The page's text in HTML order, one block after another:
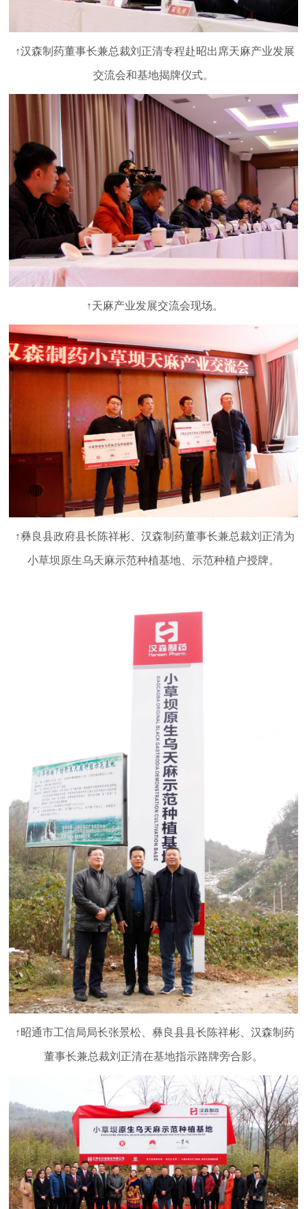
↑汉森制药董事长兼总裁刘正清专程赴昭出席天麻产业发展
交流会和基地揭牌仪式。
↑天麻产业发展交流会现场。
↑彝良县政府县长陈祥彬、汉森制药董事长兼总裁刘正清为
小草坝原生乌天麻示范种植基地、示范种植户授牌。
↑昭通市工信局局长张景松、彝良县县长陈祥彬、汉森制药
董事长兼总裁刘正清在基地指示路牌旁合影。